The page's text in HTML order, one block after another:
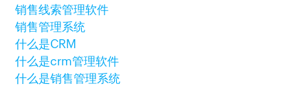
销售线索管理软件
销售管理系统
什么是CRM
什么是crm管理软件
什么是销售管理系统